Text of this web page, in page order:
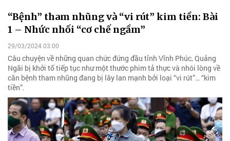
“Bệnh” tham nhũng và “vi rút” kim tiền: Bài
1 – Nhức nhối “cơ chế ngầm”
29/03/2024 03:00
Câu chuyện về những quan chức đứng đầu tỉnh Vĩnh Phúc, Quảng
Ngãi bị khởi tố tiếp tục như một thước phim tả thực và nhói lòng về
căn bệnh tham nhũng đang bị lây lan mạnh bởi loại “vi rút”… “kim
tiền”.